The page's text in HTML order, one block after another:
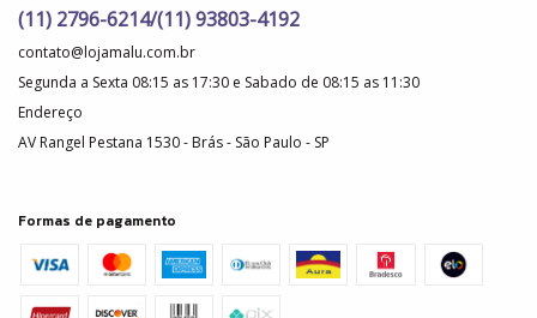
(11) 2796-6214/(11) 93803-4192
contato@lojamalu.com.br
Segunda a Sexta 08:15 as 17:30 e Sabado de 08:15 as 11:30
Endereço
AV Rangel Pestana 1530 - Brás - São Paulo - SP
Formas de pagamento